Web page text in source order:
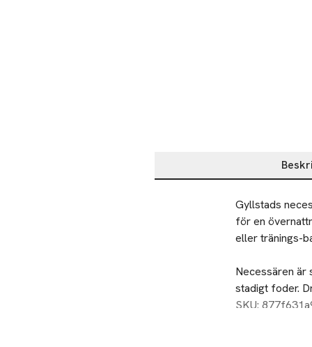
Beskrivning
Gyllstads
för en
eller tränings-
Necessären är
stadigt foder.
inom EU.
SKU: